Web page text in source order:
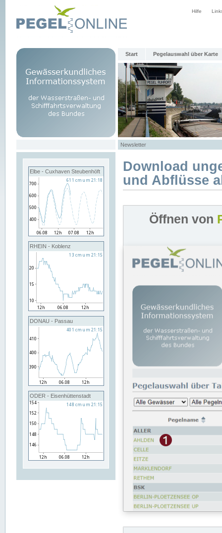
Hilfe
Start Pegelauswahl über Karte
Newsletter
Elbe - Cuxhaven Steubenhöft
RHEIN - Koblenz
DONAU - Passau
ODER - Eisenhüttenstadt
Download
und Abflüsse
Öffnen von